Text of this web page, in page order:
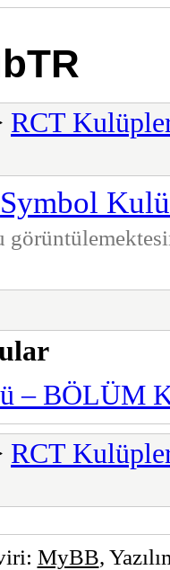
RCT
Symbol
– BÖLÜM
RCT
MyBB,